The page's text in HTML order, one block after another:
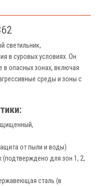
светильник,
в суровых условиях. Он
опасных зонах, включая
среды и зоны с
от пыли и воды)
(подтверждено для зон 1, 2,
сталь (в